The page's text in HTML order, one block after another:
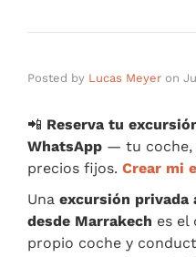
Posted by Lucas Meyer on
📲 Reserva tu
WhatsApp — tu coche,
precios fijos. Crear mi
Una excursión privada
desde Marrakech es el
propio coche y